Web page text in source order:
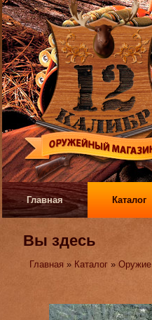
Главная Каталог
Вы здесь
Главная » Каталог »Оружие